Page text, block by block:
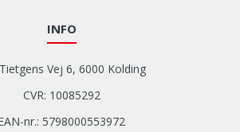
INFO
Vej 6, 6000 Kolding
CVR: 10085292
nr.: 5798000553972